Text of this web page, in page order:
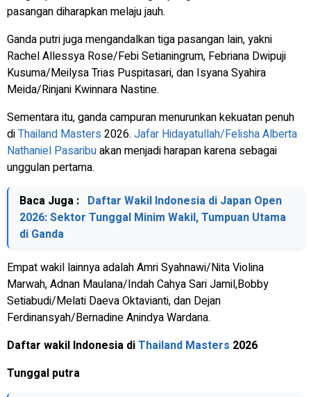
pasangan diharapkan melaju jauh.
Ganda putri juga mengandalkan tiga pasangan lain, yakni
Rachel Allessya Rose/Febi Setianingrum, Febriana Dwipuji
Kusuma/Meilysa Trias Puspitasari, dan Isyana Syahira
Meida/Rinjani Kwinnara Nastine.
Sementara itu, ganda campuran menurunkan kekuatan penuh
diThailand Masters 2026. Jafar Hidayatullah/Felisha Alberta
Nathaniel Pasaribuakan menjadi harapan karena sebagai
unggulan pertama.
Baca Juga : Daftar Wakil Indonesia di Japan Open
2026: Sektor Tunggal Minim Wakil, Tumpuan Utama
di Ganda
Empat wakil lainnya adalah Amri Syahnawi/Nita Violina
Marwah, Adnan Maulana/Indah Cahya Sari Jamil,Bobby
Setiabudi/Melati Daeva Oktavianti, dan Dejan
Ferdinansyah/Bernadine Anindya Wardana.
Daftar wakil Indonesia diThailand Masters 2026
Tunggal putra